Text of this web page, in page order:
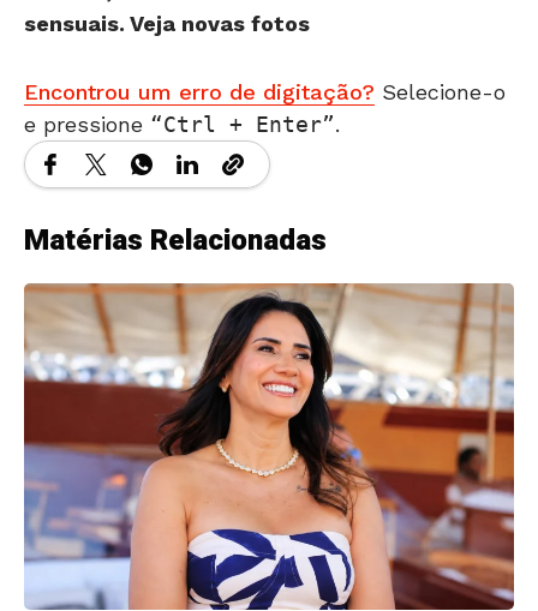
sensuais. Veja novas fotos
Encontrou um erro de digitação? Selecione-o
e pressione
Ctrl + Enter .
Matérias Relacionadas